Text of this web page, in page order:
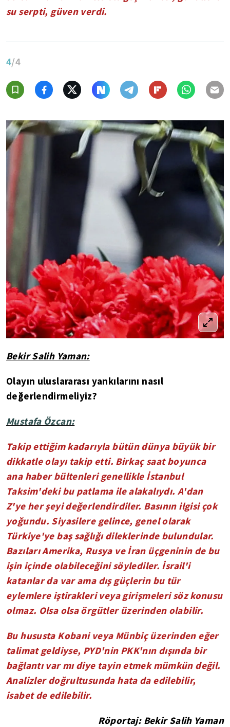
su serpti, güven verdi.
4/4
Bekir Salih Yaman:
Olayın uluslararası yankılarını nasıl
değerlendirmeliyiz?
Mustafa Özcan:
Takip ettiğim kadarıyla bütün dünya büyük bir
dikkatle olayı takip etti. Birkaç saat boyunca
ana haber bültenleri genellikle İstanbul
Taksim'deki bu patlama ile alakalıydı. A'dan
Z'ye her şeyi değerlendirdiler. Basının ilgisi çok
yoğundu. Siyasilere gelince, genel olarak
Türkiye'ye baş sağlığı dileklerinde bulundular.
Bazıları Amerika, Rusya ve İran üçgeninin de bu
işin içinde olabileceğini söylediler. İsrail'i
katanlar da var ama dış güçlerin bu tür
eylemlere iştirakleri veya girişmeleri söz konusu
olmaz. Olsa olsa örgütler üzerinden olabilir.
Bu hususta Kobani veya Münbiç üzerinden eğer
talimat geldiyse, PYD'nin PKK'nın dışında bir
bağlantı var mı diye tayin etmek mümkün değil.
Analizler doğrultusunda hata da edilebilir,
isabet de edilebilir.
Röportaj: Bekir Salih Yaman